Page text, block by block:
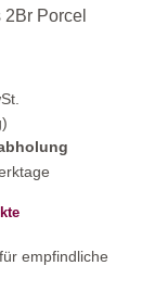
2Br Porcel
empfindliche